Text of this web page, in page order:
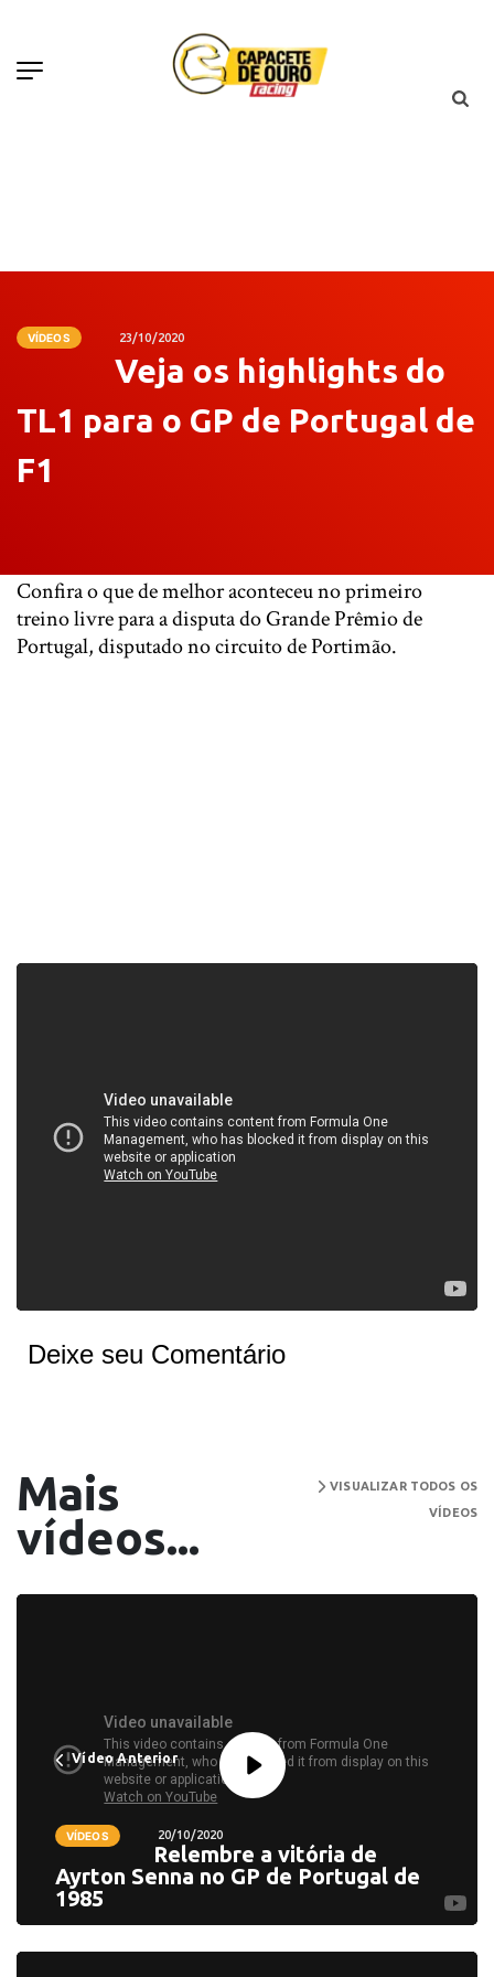
VÍDEOS 23/10/2020
Veja os highlights do
TL1 para o GP de Portugal de
F1
Confira o que de melhor aconteceu no primeiro
treino livre para a disputa do Grande Prêmio de
Portugal, disputado no circuito de Portimão.
Deixe seu Comentário
Mais
vídeos...
VISUALIZAR TODOS OS
VÍDEOS
Vídeo Anterior
VÍDEOS 20/10/2020
Relembre a vitória de
Ayrton Senna no GP de Portugal de
1985